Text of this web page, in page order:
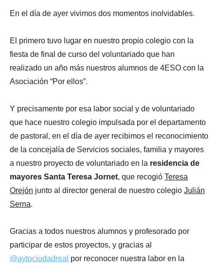
En el día de ayer vivimos dos momentos inolvidables.
El primero tuvo lugar en nuestro propio colegio con la
fiesta de final de curso del voluntariado que han
realizado un año más nuestros alumnos de 4ESO con la
Asociación “Por ellos”.
Y precisamente por esa labor social y de voluntariado
que hace nuestro colegio impulsada por el departamento
de pastoral, en el día de ayer recibimos el reconocimiento
de la concejalía de Servicios sociales, familia y mayores
a nuestro proyecto de voluntariado en la residencia de
mayores Santa Teresa Jornet, que recogió Teresa
Orejón junto al director general de nuestro colegio Julián
Serna.
Gracias a todos nuestros alumnos y profesorado por
participar de estos proyectos, y gracias al
@aytociudadreal por reconocer nuestra labor en la